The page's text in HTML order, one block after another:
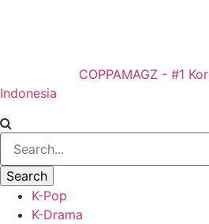
COPPAMAGZ - #1
Indonesia
K-Pop
K-Drama